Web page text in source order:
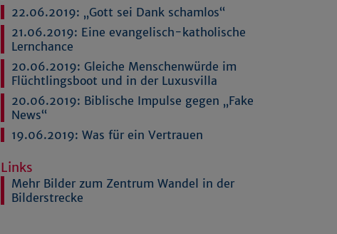
22.06.2019: „Gott sei Dank schamlos“
21.06.2019: Eine evangelisch-katholische
Lernchance
20.06.2019: Gleiche Menschenwürde im
Flüchtlingsboot und in der Luxusvilla
20.06.2019: Biblische Impulse gegen „Fake
News“
19.06.2019: Was für ein Vertrauen
Links
Mehr Bilder zum Zentrum Wandel in der
Bilderstrecke